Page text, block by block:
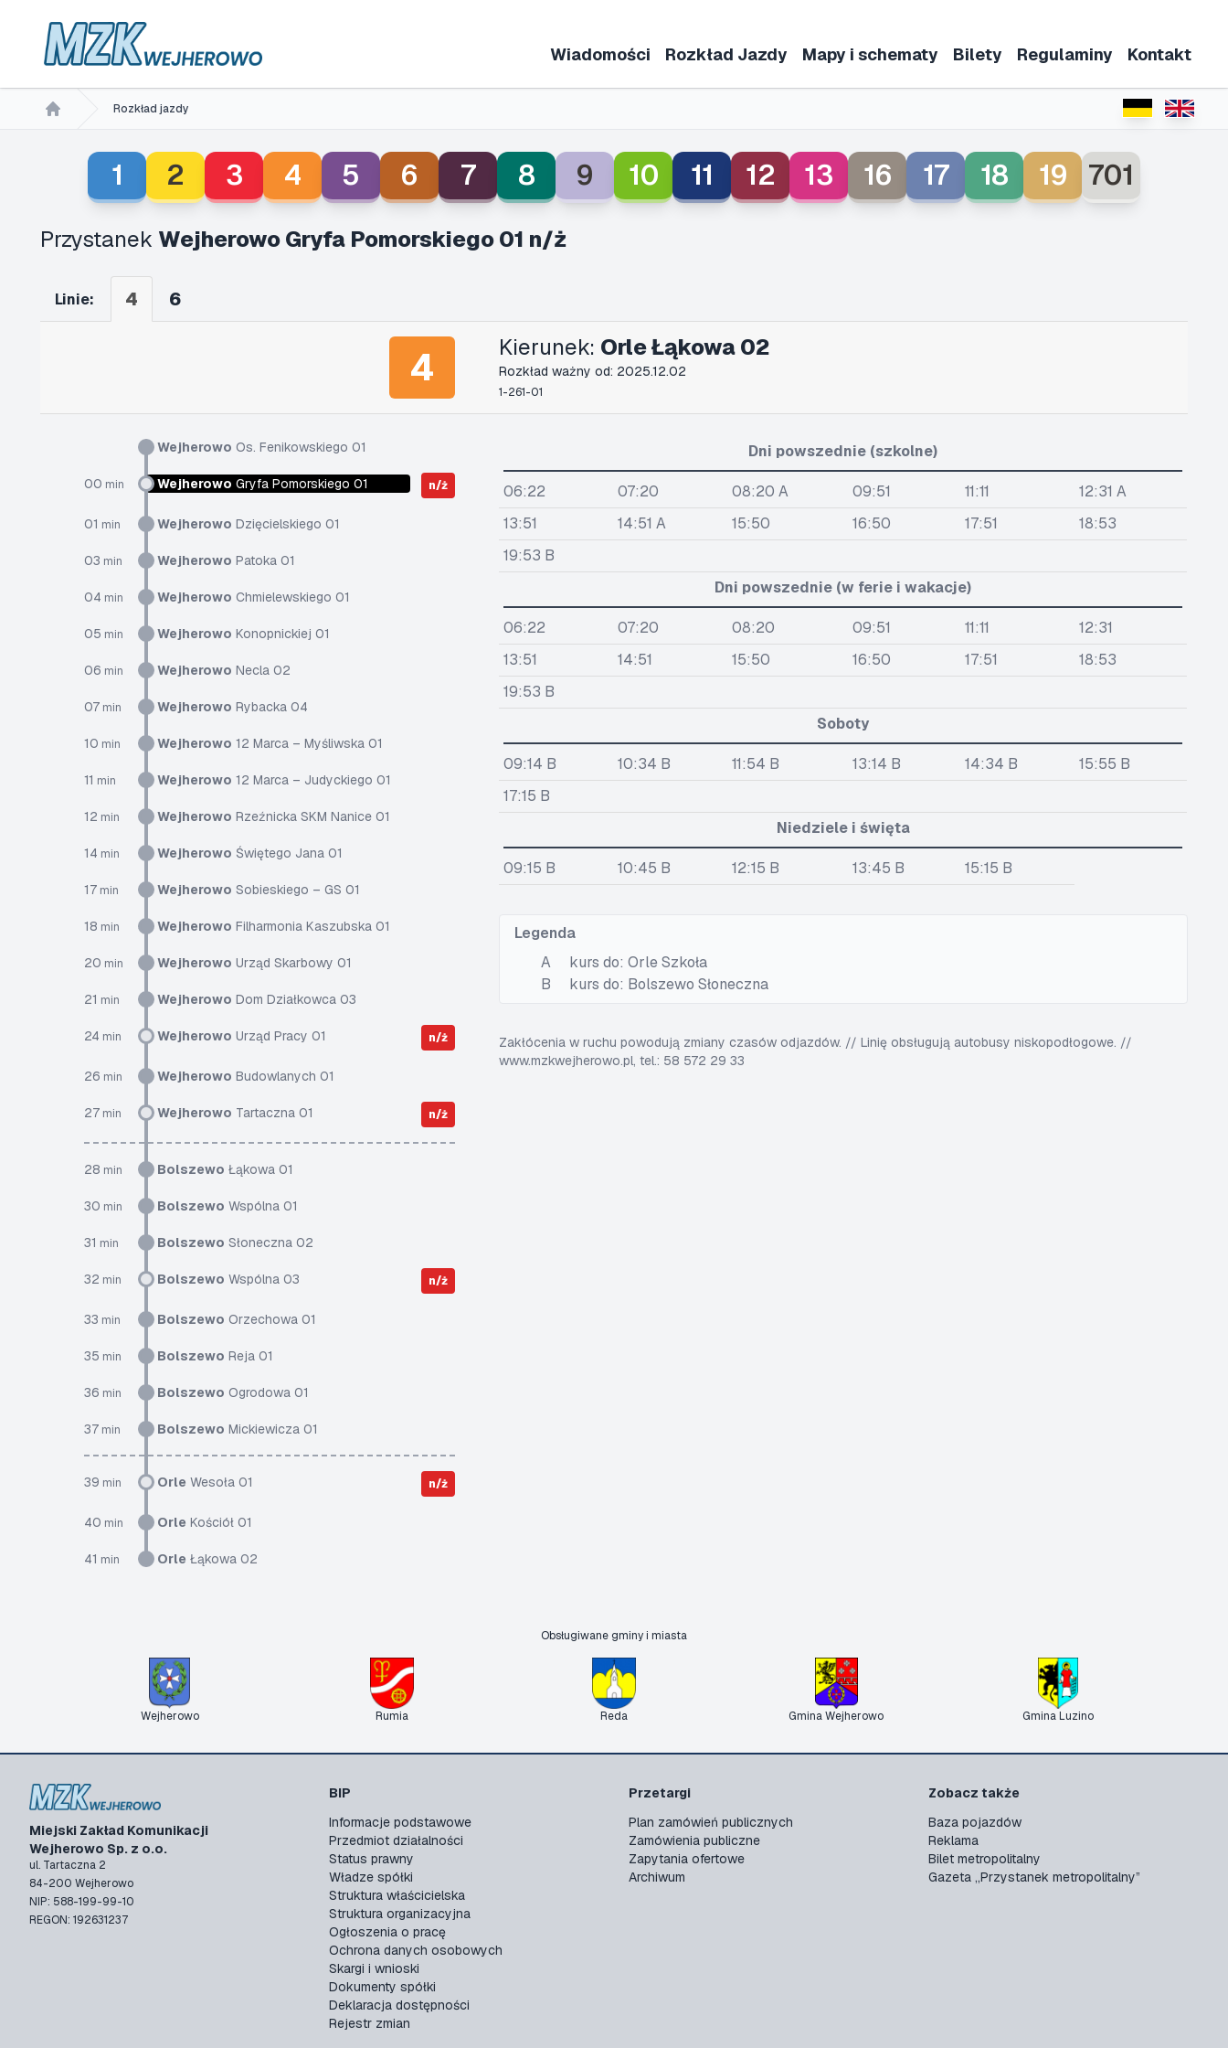
Wiadomości Rozkład Jazdy Mapy i schematy Bilety Regulaminy Kontakt
Rozkład jazdy
1 2 3 4 5 6 7 8 9 10 11 12 13 16 17 18 19 701
Przystanek Wejherowo Gryfa Pomorskiego 01 n/ż
Linie: 4 6
4 Kierunek: Orle Łąkowa 02
Rozkład ważny od: 2025.12.02
1-261-01
Wejherowo Os. Fenikowskiego 01
00 min Wejherowo Gryfa Pomorskiego 01 n/ż
01 min Wejherowo Dzięcielskiego 01
03 min Wejherowo Patoka 01
04 min Wejherowo Chmielewskiego 01
05 min Wejherowo Konopnickiej 01
06 min Wejherowo Necla 02
07 min Wejherowo Rybacka 04
10 min Wejherowo 12 Marca – Myśliwska 01
11 min Wejherowo 12 Marca – Judyckiego 01
12 min Wejherowo Rzeźnicka SKM Nanice 01
14 min Wejherowo Świętego Jana 01
17 min Wejherowo Sobieskiego – GS 01
18 min Wejherowo Filharmonia Kaszubska 01
20 min Wejherowo Urząd Skarbowy 01
21 min Wejherowo Dom Działkowca 03
24 min Wejherowo Urząd Pracy 01 n/ż
26 min Wejherowo Budowlanych 01
27 min Wejherowo Tartaczna 01 n/ż
28 min Bolszewo Łąkowa 01
30 min Bolszewo Wspólna 01
31 min Bolszewo Słoneczna 02
32 min Bolszewo Wspólna 03 n/ż
33 min Bolszewo Orzechowa 01
35 min Bolszewo Reja 01
36 min Bolszewo Ogrodowa 01
37 min Bolszewo Mickiewicza 01
39 min Orle Wesoła 01 n/ż
40 min Orle Kościół 01
41 min Orle Łąkowa 02
Dni powszednie (szkolne)
06:22 07:20 08:20 A 09:51 11:11
12:31 A
13:51
14:51 A 15:50 16:50 17:51
18:53
19:53 B
Dni powszednie (w ferie i wakacje)
06:22 07:20 08:20 09:51 11:11
12:31
13:51
14:51 15:50 16:50 17:51
18:53
19:53 B
Soboty
09:14 B 10:34 B 11:54 B 13:14 B 14:34 B
15:55 B
17:15 B
Niedziele i święta
09:15 B 10:45 B 12:15 B 13:45 B 15:15 B
Legenda
A
kurs do: Orle Szkoła
B
kurs do: Bolszewo Słoneczna
Zakłócenia w ruchu powodują zmiany czasów odjazdów. // Linię obsługują autobusy niskopodłogowe. //
www.mzkwejherowo.pl, tel.: 58 572 29 33
Obsługiwane gminy i miasta
Wejherowo Rumia Reda Gmina Wejherowo Gmina Luzino
Miejski Zakład Komunikacji
Wejherowo Sp. z o.o.
ul. Tartaczna 2
84-200 Wejherowo
NIP: 588-199-99-10
REGON: 192631237
BIP
Informacje podstawowe
Przedmiot działalności
Status prawny
Władze spółki
Struktura właścicielska
Struktura organizacyjna
Ogłoszenia o pracę
Ochrona danych osobowych
Skargi i wnioski
Dokumenty spółki
Deklaracja dostępności
Rejestr zmian
Przetargi
Plan zamówień publicznych
Zamówienia publiczne
Zapytania ofertowe
Archiwum
Zobacz także
Baza pojazdów
Reklama
Bilet metropolitalny
Gazeta „Przystanek metropolitalny”